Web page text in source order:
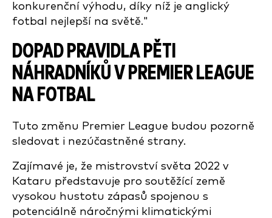
konkurenční výhodu, díky níž je anglický
fotbal nejlepší na světě."
DOPAD PRAVIDLA PĚTI
NÁHRADNÍKŮ V PREMIER LEAGUE
NA FOTBAL
Tuto změnu Premier League budou pozorně
sledovat i nezúčastněné strany.
Zajímavé je, že mistrovství světa 2022 v
Kataru představuje pro soutěžící země
vysokou hustotu zápasů spojenou s
potenciálně náročnými klimatickými